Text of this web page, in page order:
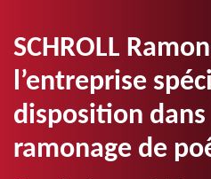
SCHROLL
l’entreprise
disposition
ramonage de